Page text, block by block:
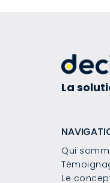
La
Qui
Le